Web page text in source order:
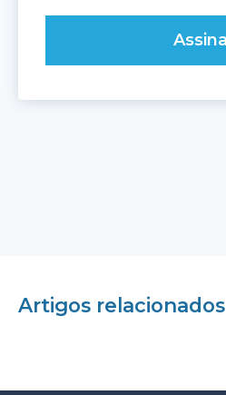
Artigos relacionados